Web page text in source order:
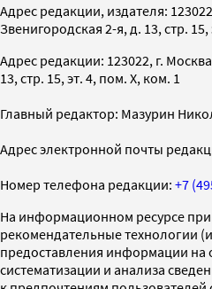
Адрес редакции, издателя:
Звенигородская 2-я, д. 13, стр. 15,
Адрес редакции: 123022, г.
13, стр. 15, эт. 4, пом. X, ком. 1
Главный редактор: Мазурин
Адрес электронной почты
Номер телефона редакции: +7
На информационном ресурсе
рекомендательные технологии
предоставления информации на
систематизации и анализа